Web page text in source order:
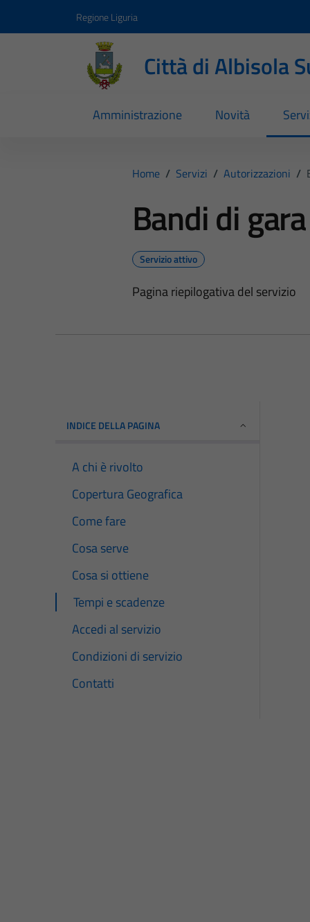
Regione Liguria
Città di Albisola
Amministrazione Novità
Home / Servizi / Autorizzazioni /
Bandi di
Servizio attivo
Pagina riepilogativa del servizio
INDICE DELLA PAGINA
A chi è rivolto
Copertura Geografica
Come fare
Cosa serve
Cosa si ottiene
Tempi e scadenze
Accedi al servizio
Condizioni di servizio
Contatti